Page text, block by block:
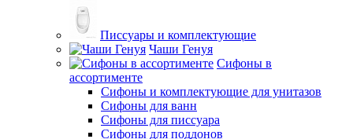
Писсуары и комплектующие
Чаши Генуя
Сифоны в
ассортименте
Сифоны и комплектующие для унитазов
Сифоны для ванн
Сифоны для писсуара
Сифоны для поддонов